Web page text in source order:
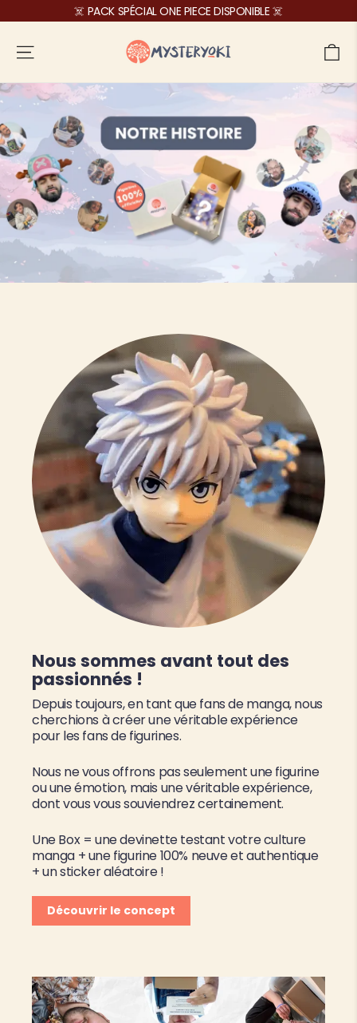
au
☠️ PACK SPÉCIAL ONE PIECE DISPONIBLE ☠️
Nous sommes avant tout des
passionnés !
Depuis toujours, en tant que fans de manga, nous
cherchions à créer une véritable expérience
pour les fans de figurines.
Nous ne vous offrons pas seulement une figurine
ou une émotion, mais une véritable expérience,
dont vous vous souviendrez certainement.
Une Box = une devinette testant votre culture
manga + une figurine 100% neuve et authentique
+ un sticker aléatoire !
Découvrir le concept